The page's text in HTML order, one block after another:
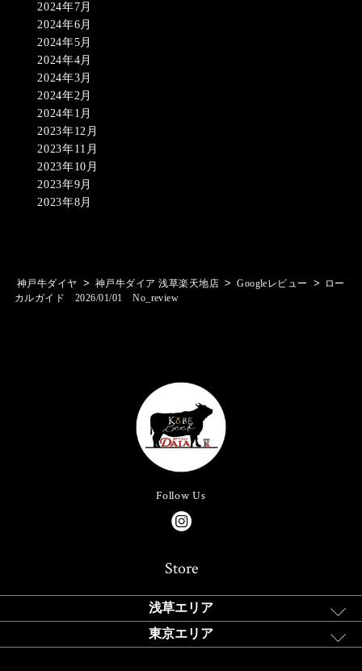
2024年7月
2024年6月
2024年5月
2024年4月
2024年3月
2024年2月
2024年1月
2023年12月
2023年11月
2023年10月
2023年9月
2023年8月
神戸牛ダイヤ > 神戸牛ダイア 浅草楽天地店 > Googleレビュー >
ロー
カルガイド 2026/01/01 No_review
Follow Us
Store
浅草エリア
東京エリア